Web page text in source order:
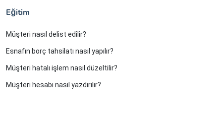
Eğitim
Müşteri nasıl delist edilir?
Esnafın borç tahsilatı nasıl yapılır?
Müşteri hatalı işlem nasıl düzeltilir?
Müşteri hesabı nasıl yazdırılır?